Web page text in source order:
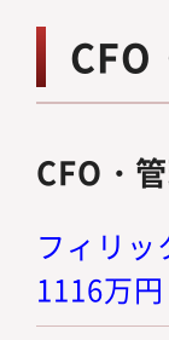
CFO
CFO・
フィリ
1116万円